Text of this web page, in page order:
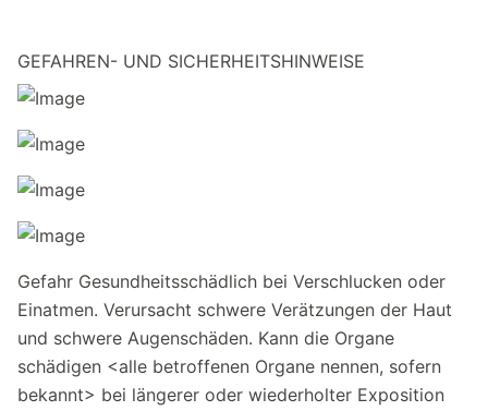
GEFAHREN- UND SICHERHEITSHINWEISE
Gefahr Gesundheitsschädlich bei Verschlucken oder
Einatmen. Verursacht schwere Verätzungen der Haut
und schwere Augenschäden. Kann die Organe
schädigen <alle betroffenen Organe nennen, sofern
bekannt> bei längerer oder wiederholter Exposition